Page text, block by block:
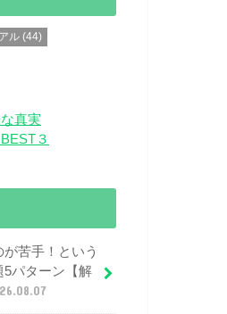
ル (44)
真実
３
苦手！という
5パターン【解